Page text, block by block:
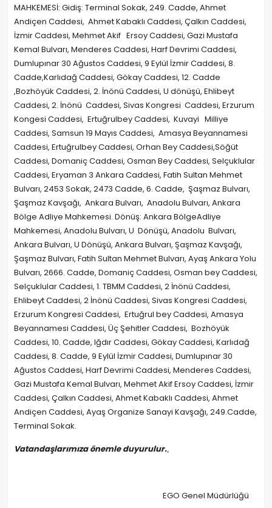
MAHKEMESİ: Gidiş: Terminal Sokak, 249. Cadde, Ahmet
Andiçen Caddesi, Ahmet Kabaklı Caddesi, Çalkın Caddesi,
İzmir Caddesi, Mehmet Akif Ersoy Caddesi, Gazi Mustafa
Kemal Bulvarı, Menderes Caddesi, Harf Devrimi Caddesi,
Dumlupınar 30 Ağustos Caddesi, 9 Eylül İzmir Caddesi, 8.
Cadde,Karlıdağ Caddesi, Gökay Caddesi, 12. Cadde
,Bozhöyük Caddesi, 2. İnönü Caddesi, U dönüşü, Ehlibeyt
Caddesi, 2. İnönü Caddesi, Sivas Kongresi Caddesi, Erzurum
Kongesi Caddesi, Ertuğrulbey Caddesi, Kuvayi Milliye
Caddesi, Samsun 19 Mayıs Caddesi, Amasya Beyannamesi
Caddesi, Ertuğrulbey Caddesi, Orhan Bey Caddesi,Söğüt
Caddesi, Domaniç Caddesi, Osman Bey Caddesi, Selçuklular
Caddesi, Eryaman 3 Ankara Caddesi, Fatih Sultan Mehmet
Bulvarı, 2453 Sokak, 2473 Cadde, 6. Cadde, Şaşmaz Bulvarı,
Şaşmaz Kavşağı, Ankara Bulvarı, Anadolu Bulvarı, Ankara
Bölge Adliye Mahkemesi. Dönüş: Ankara BölgeAdliye
Mahkemesi, Anadolu Bulvarı, U Dönüşü, Anadolu Bulvarı,
Ankara Bulvarı, U Dönüşü, Ankara Bulvarı, Şaşmaz Kavşağı,
Şaşmaz Bulvarı, Fatih Sultan Mehmet Bulvarı, Ayaş Ankara Yolu
Bulvarı, 2666. Cadde, Domaniç Caddesi, Osman bey Caddesi,
Selçuklular Caddesi, 1. TBMM Caddesi, 2 İnönü Caddesi,
Ehlibeyt Caddesi, 2 İnönü Caddesi, Sivas Kongresi Caddesi,
Erzurum Kongresi Caddesi, Ertuğrul bey Caddesi, Amasya
Beyannamesi Caddesi, Üç Şehitler Caddesi, Bozhöyük
Caddesi, 10. Cadde, Iğdır Caddesi, Gökay Caddesi, Karlıdağ
Caddesi, 8. Cadde, 9 Eylül İzmir Caddesi, Dumlupınar 30
Ağustos Caddesi, Harf Devrimi Caddesi, Menderes Caddesi,
Gazi Mustafa Kemal Bulvarı, Mehmet Akif Ersoy Caddesi, İzmir
Caddesi, Çalkın Caddesi, Ahmet Kabaklı Caddesi, Ahmet
Andiçen Caddesi, Ayaş Organize Sanayi Kavşağı, 249.Cadde,
Terminal Sokak.
Vatandaşlarımıza önemle duyurulur.,
EGO Genel Müdürlüğü